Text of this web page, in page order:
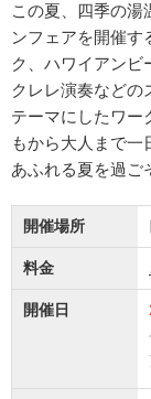
この夏、四季の湯
ンフェアを開催す
ク、ハワイアンビ
クレレ演奏などの
テーマにしたワー
もから大人まで
あふれる夏を過ご
開催場所
料金
開催日